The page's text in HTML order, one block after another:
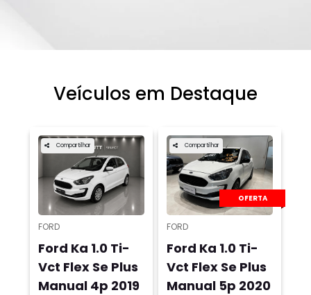
Veículos em Destaque
Compartilhar
FORD
Ford Ka 1.0 Ti-
Vct Flex Se Plus
Manual 4p 2019
OFERTA
Compartilhar
FORD
Ford Ka 1.0 Ti-
Vct Flex Se Plus
Manual 5p 2020